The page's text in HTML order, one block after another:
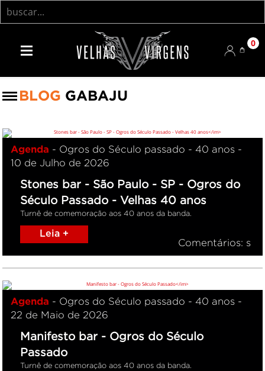
0
BLOG GABAJU
Agenda - Ogros do Século passado - 40 anos -
10 de Julho de 2026
Stones bar - São Paulo - SP - Ogros do
Século Passado - Velhas 40 anos
Turnê de comemoração aos 40 anos da banda.
Leia +
Comentários: s
Agenda - Ogros do Século passado - 40 anos -
22 de Maio de 2026
Manifesto bar - Ogros do Século
Passado
Turnê de comemoração aos 40 anos da banda.